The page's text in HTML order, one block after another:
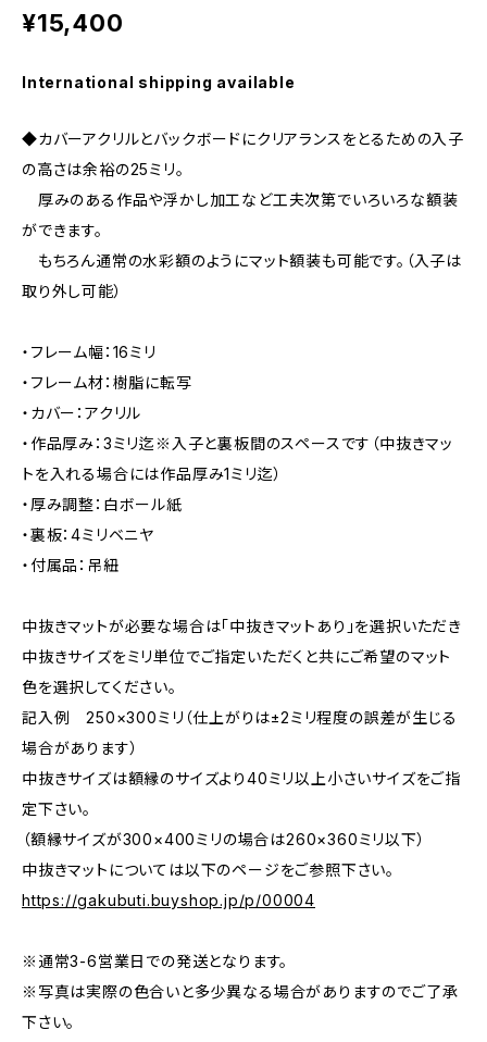
¥15,400
International shipping available
◆カバーアクリルとバックボードにクリアランスをとるための入子
の高さは余裕の25ミリ。
厚みのある作品や浮かし加工など工夫次第でいろいろな額装
ができます。
もちろん通常の水彩額のようにマット額装も可能です。（入子は
取り外し可能）
・フレーム幅：16ミリ
・フレーム材：樹脂に転写
・カバー：アクリル
・作品厚み：3ミリ迄※入子と裏板間のスペースです（中抜きマッ
トを入れる場合には作品厚み1ミリ迄）
・厚み調整：白ボール紙
・裏板：4ミリベニヤ
・付属品：吊紐
中抜きマットが必要な場合は「中抜きマットあり」を選択いただき
中抜きサイズをミリ単位でご指定いただくと共にご希望のマット
色を選択してください。
記入例 250×300ミリ（仕上がりは±2ミリ程度の誤差が生じる
場合があります）
中抜きサイズは額縁のサイズより40ミリ以上小さいサイズをご指
定下さい。
（額縁サイズが300×400ミリの場合は260×360ミリ以下）
中抜きマットについては以下のページをご参照下さい。
https://gakubuti.buyshop.jp/p/00004
※通常3-6営業日での発送となります。
※写真は実際の色合いと多少異なる場合がありますのでご了承
下さい。